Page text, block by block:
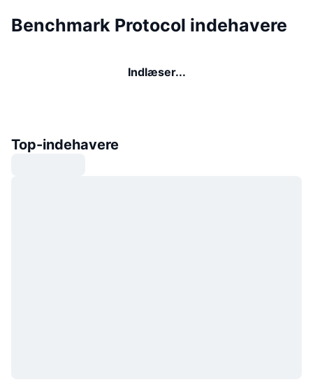
Benchmark Protocol indehavere
Indlæser...
Top-indehavere